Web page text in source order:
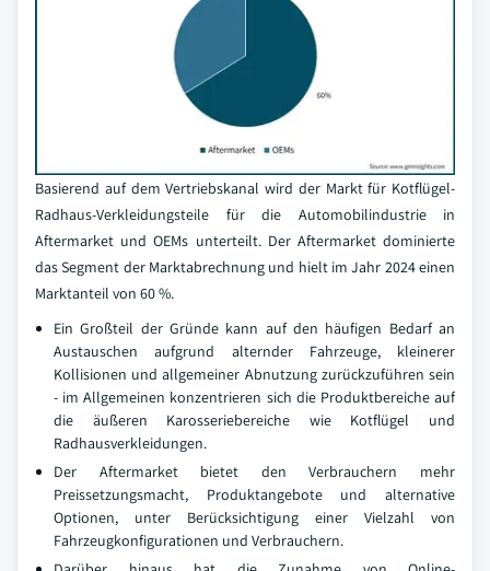
Basierend auf dem Vertriebskanal wird der Markt für Kotflügel-
Radhaus-Verkleidungsteile für die Automobilindustrie in
Aftermarket und OEMs unterteilt. Der Aftermarket dominierte
das Segment der Marktabrechnung und hielt im Jahr 2024 einen
Marktanteil von 60 %.
Ein Großteil der Gründe kann auf den häufigen Bedarf an
Austauschen aufgrund alternder Fahrzeuge, kleinerer
Kollisionen und allgemeiner Abnutzung zurückzuführen sein
- im Allgemeinen konzentrieren sich die Produktbereiche auf
die äußeren Karosseriebereiche wie Kotflügel und
Radhausverkleidungen.
Der Aftermarket bietet den Verbrauchern mehr
Preissetzungsmacht, Produktangebote und alternative
Optionen, unter Berücksichtigung einer Vielzahl von
Fahrzeugkonfigurationen und Verbrauchern.